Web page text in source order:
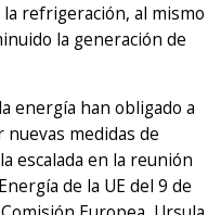
la refrigeración, al mismo
la generación de
energía han obligado a
nuevas medidas de
escalada en la reunión
de la UE del 9 de